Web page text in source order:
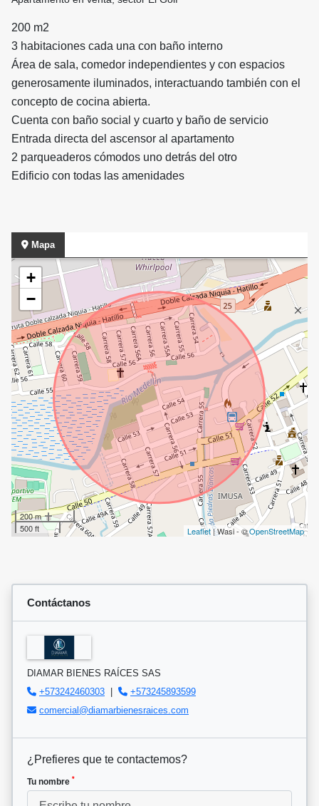
200 m2
3 habitaciones cada una con baño interno
Área de sala, comedor independientes y con espacios
generosamente iluminados, interactuando también con el
concepto de cocina abierta.
Cuenta con baño social y cuarto y baño de servicio
Entrada directa del ascensor al apartamento
2 parqueaderos cómodos uno detrás del otro
Edificio con todas las amenidades
Mapa
+
−
200 m
500 ft
Leaflet| Wasi - ©OpenStreetMap
Contáctanos
DIAMAR BIENES RAÍCES SAS
+573242460303 |
+573245893599
comercial@diamarbienesraices.com
¿Prefieres que te contactemos?
Tu nombre *